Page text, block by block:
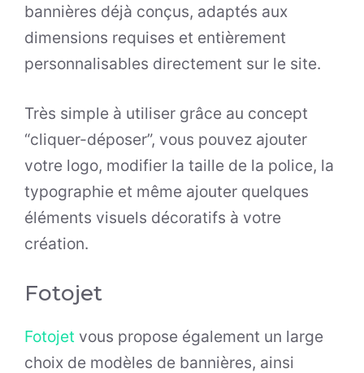
bannières déjà conçus, adaptés aux
dimensions requises et entièrement
personnalisables directement sur le site.
Très simple à utiliser grâce au concept
“cliquer-déposer”, vous pouvez ajouter
votre logo, modifier la taille de la police, la
typographie et même ajouter quelques
éléments visuels décoratifs à votre
création.
Fotojet
Fotojet vous propose également un large
choix de modèles de bannières, ainsi